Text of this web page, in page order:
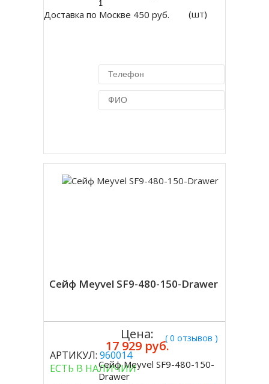
Доставка по Москве 450 руб.
(шт)
Сейф Meyvel SF9-480-150-Drawer
( 0 отзывов )
АРТИКУЛ: 960014
ЕСТЬ В НАЛИЧИИ
Цена:
17 929 руб.
Купить
Сейф Meyvel SF9-480-150-
Drawer